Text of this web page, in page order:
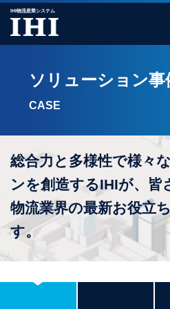
ソリューション事
CASE
総合力と多様性で様々
ンを創造するIHIが、 皆
物流業界の最新お役立
す。
IHI物流産業システム